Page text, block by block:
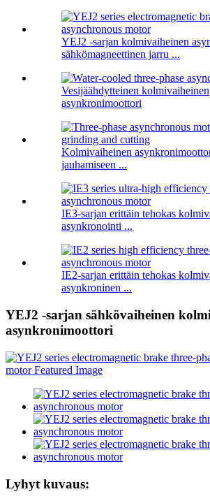
YEJ2 -sarjan kolmivaiheinen
sähkömagneettinen jarru ...
Vesijäähdytteinen kolmivaiheinen
asynkronimoottori
Kolmivaiheinen
jauhamiseen ...
IE3-sarjan erittäin tehokas
asynkronointi ...
IE2-sarjan erittäin tehokas
asynkroninen ...
YEJ2 -sarjan sähkövaiheinen
asynkronimoottori
Lyhyt kuvaus: